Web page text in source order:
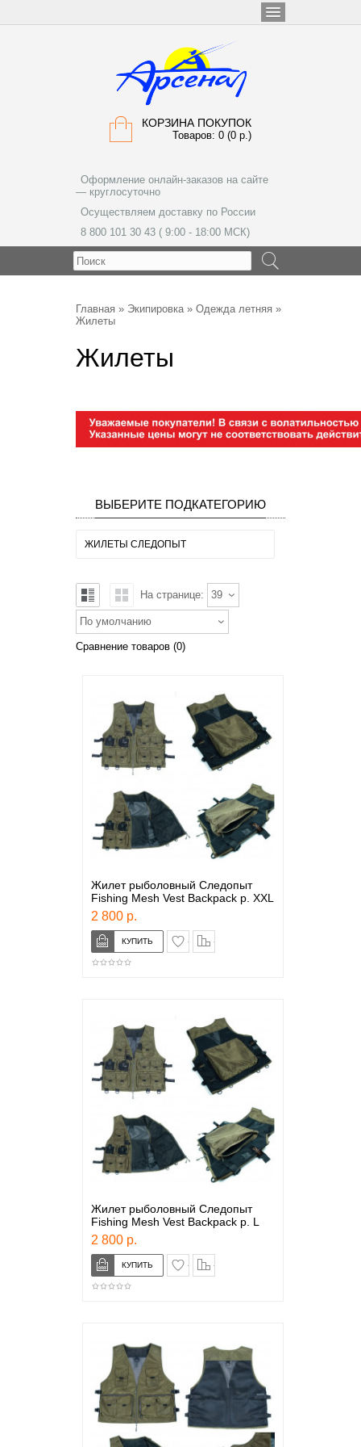
КОРЗИНА ПОКУПОК
Товаров: 0 (0 р.)
Оформление онлайн-заказов на сайте
— круглосуточно
Осуществляем доставку по России
8 800 101 30 43 ( 9:00 - 18:00 МСК)
Главная » Экипировка» Одежда летняя »
Жилеты
Жилеты
ВЫБЕРИТЕ ПОДКАТЕГОРИЮ
ЖИЛЕТЫ СЛЕДОПЫТ
На странице: 39
По умолчанию
Сравнение товаров (0)
Жилет рыболовный Следопыт
Fishing Mesh Vest Backpack р. XXL
2 800 р.
в закладки
Жилет рыболовный Следопыт
Fishing Mesh Vest Backpack р. L
2 800 р.
в закладки